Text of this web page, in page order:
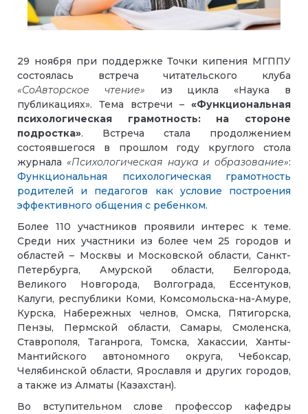
29 ноября при поддержке Точки кипения МГППУ
состоялась встреча читательского клуба
«СоАвторское чтение» из цикла «Наука в
публикациях». Тема встречи – «Функциональная
психологическая грамотность: на стороне
подростка». Встреча стала продолжением
состоявшегося в прошлом году круглого стола
журнала «Психологическая наука и образование»:
Функциональная психологическая грамотность
родителей и педагогов как условие построения
эффективного общения с ребенком.
Более 110 участников проявили интерес к теме.
Среди них участники из более чем 25 городов и
областей – Москвы и Московской области, Санкт-
Петербурга, Амурской области, Белгорода,
Великого Новгорода, Волгограда, Ессентуков,
Калуги, республики Коми, Комсомольска-на-Амуре,
Курска, Набережных челнов, Омска, Пятигорска,
Пензы, Пермской области, Самары, Смоленска,
Ставрополя, Таганрога, Томска, Хакассии, Ханты-
Мантийского автономного округа, Чебоксар,
Челябинской области, Ярославля и других городов,
а также из Алматы (Казахстан).
Во вступительном слове профессор кафедры